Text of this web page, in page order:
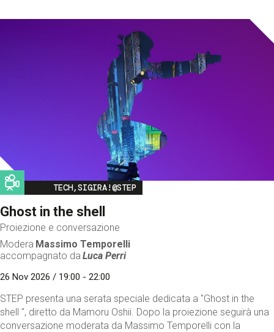
Image
TECH,SIGIRA!@STEP
Ghost in the shell
Proiezione e conversazione
Modera Massimo Temporelli
accompagnato da Luca Perri
26 Nov 2026 / 19:00 - 22:00
STEP presenta una serata speciale dedicata a "Ghost in the
shell ", diretto da Mamoru Oshii. Dopo la proiezione seguirà una
conversazione moderata da Massimo Temporelli con la